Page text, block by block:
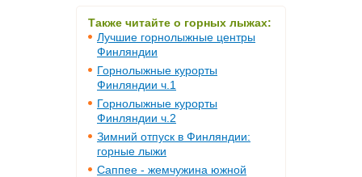
Также читайте о горных лыжах:
Лучшие горнолыжные центры
Финляндии
Горнолыжные курорты
Финляндии ч.1
Горнолыжные курорты
Финляндии ч.2
Зимний отпуск в Финляндии:
горные лыжи
Саппее - жемчужина южной